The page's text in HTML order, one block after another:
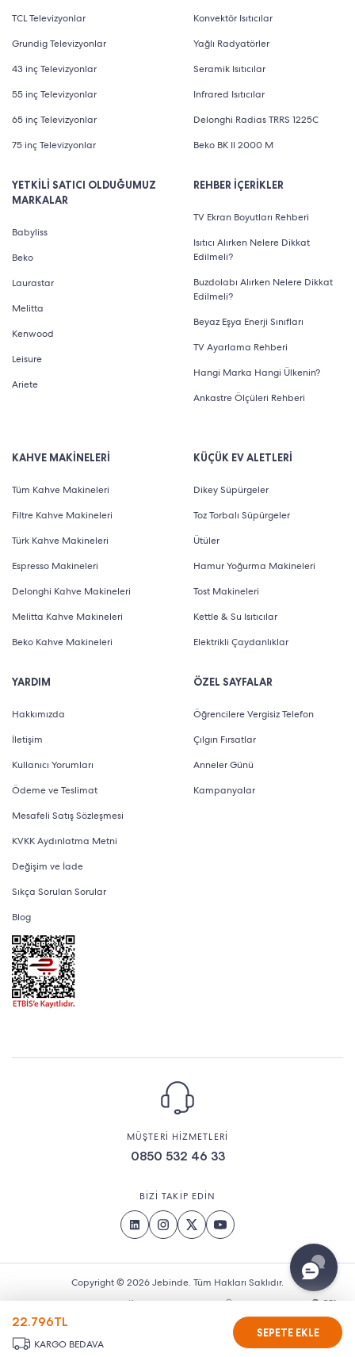
22.796TL
KARGO BEDAVA
SEPETE EKLE
TCL Televizyonlar
Grundig Televizyonlar
43 inç Televizyonlar
55 inç Televizyonlar
65 inç Televizyonlar
75 inç Televizyonlar
YETKİLİ SATICI OLDUĞUMUZ
MARKALAR
Babyliss
Beko
Laurastar
Melitta
Kenwood
Leisure
Ariete
Konvektör Isıtıcılar
Yağlı Radyatörler
Seramik Isıtıcılar
Infrared Isıtıcılar
Delonghi Radias TRRS 1225C
Beko BK II 2000 M
REHBER İÇERİKLER
TV Ekran Boyutları Rehberi
Isıtıcı Alırken Nelere Dikkat
Edilmeli?
Buzdolabı Alırken Nelere Dikkat
Edilmeli?
Beyaz Eşya Enerji Sınıfları
TV Ayarlama Rehberi
Hangi Marka Hangi Ülkenin?
Ankastre Ölçüleri Rehberi
KAHVE MAKİNELERİ
Tüm Kahve Makineleri
Filtre Kahve Makineleri
Türk Kahve Makineleri
Espresso Makineleri
Delonghi Kahve Makineleri
Melitta Kahve Makineleri
Beko Kahve Makineleri
YARDIM
Hakkımızda
İletişim
Kullanıcı Yorumları
Ödeme ve Teslimat
Mesafeli Satış Sözleşmesi
KVKK Aydınlatma Metni
Değişim ve İade
Sıkça Sorulan Sorular
Blog
KÜÇÜK EV ALETLERİ
Dikey Süpürgeler
Toz Torbalı Süpürgeler
Ütüler
Hamur Yoğurma Makineleri
Tost Makineleri
Kettle & Su Isıtıcılar
Elektrikli Çaydanlıklar
ÖZEL SAYFALAR
Öğrencilere Vergisiz Telefon
Çılgın Fırsatlar
Anneler Günü
Kampanyalar
MÜŞTERİ HİZMETLERİ
0850 532 46 33
BİZİ TAKİP EDİN
Copyright © 2026 Jebinde. Tüm Hakları Saklıdır.